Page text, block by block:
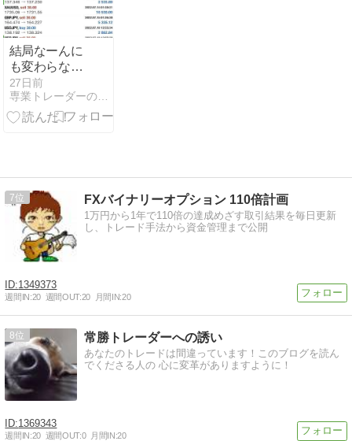
引の魅力
結局なーんに
も変わらなか
った
27日前
専業トレーダーの裏情報
7 FXバイナリーオプション 110倍計画
1万円から1年で110倍の達成めざす取引結果を毎日更新
し、トレード手法から資金管理まで公開
1349373
週間IN:20 週間OUT:20 月間IN:20
8 常勝トレーダーへの誘い
あなたのトレードは間違っています！このブログを読ん
でくださる人の 心に変革がありますように！
1369343
週間IN:20 週間OUT:0 月間IN:20